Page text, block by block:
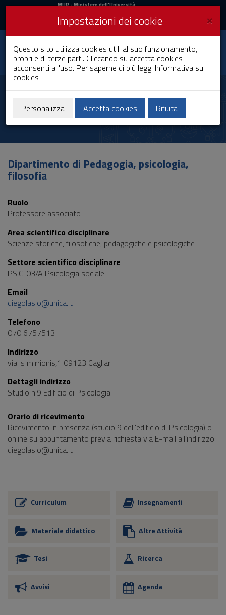
Vai
al
navigazione
sito
al
Footer
MIUR
Accedi
MUR- Ministero dell'Università
Accedi UniCA News
Toggle
navigation
Università degli
Studi di Cagliari
Diego Lasio
Dipartimento di Pedagogia, psicologia,
filosofia
Ruolo
Professore associato
Area scientifico disciplinare
Scienze storiche, filosofiche, pedagogiche e psicologiche
Settore scientifico disciplinare
PSIC-03/A Psicologia sociale
Email
diegolasio@unica.it
Telefono
070 6757513
Indirizzo
via is mirrionis,1 09123 Cagliari
Dettagli indirizzo
Studio n.9 Edificio di Psicologia
Orario di ricevimento
Ricevimento in presenza (studio 9 dell'edificio di Psicologia) o
online su appuntamento previa richiesta via E-mail all’indirizzo
diegolasio@unica.it
Curriculum Insegnamenti
Materiale didattico Altre Attività
Tesi Ricerca
Avvisi Agenda
×
Impostazioni dei cookie
Questo sito utilizza cookies utili al suo funzionamento,
propri e di terze parti. Cliccando su accetta cookies
acconsenti all'uso. Per saperne di più leggi Informativa sui
cookies
Personalizza Accetta cookies Rifiuta